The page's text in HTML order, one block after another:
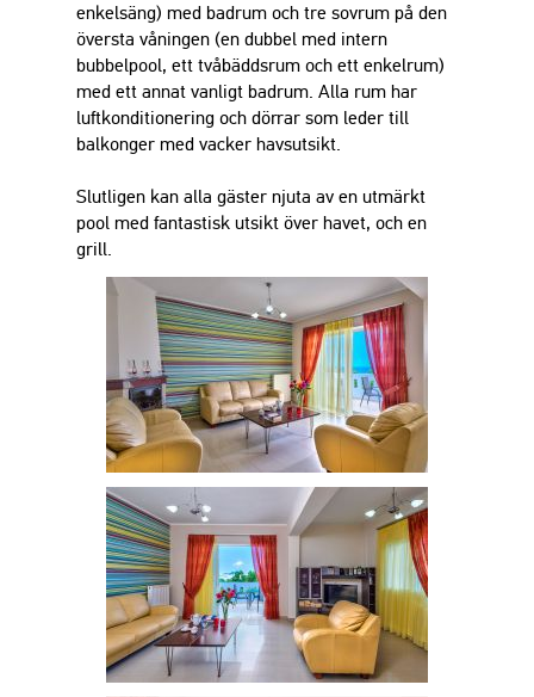
enkelsäng) med badrum och tre sovrum på den
översta våningen (en dubbel med intern
bubbelpool, ett tvåbäddsrum och ett enkelrum)
med ett annat vanligt badrum. Alla rum har
luftkonditionering och dörrar som leder till
balkonger med vacker havsutsikt.
Slutligen kan alla gäster njuta av en utmärkt
pool med fantastisk utsikt över havet, och en
grill.